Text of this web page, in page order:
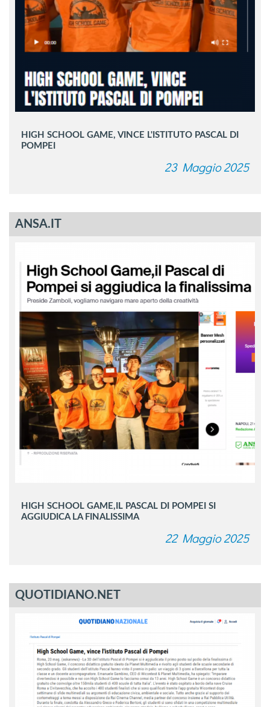
HIGH SCHOOL GAME, VINCE L'ISTITUTO PASCAL DI
POMPEI
23 Maggio 2025
ANSA.IT
HIGH SCHOOL GAME,IL PASCAL DI POMPEI SI
AGGIUDICA LA FINALISSIMA
22 Maggio 2025
QUOTIDIANO.NET